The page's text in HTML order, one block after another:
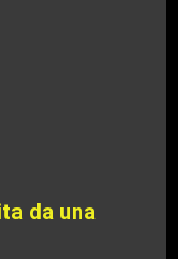
da una